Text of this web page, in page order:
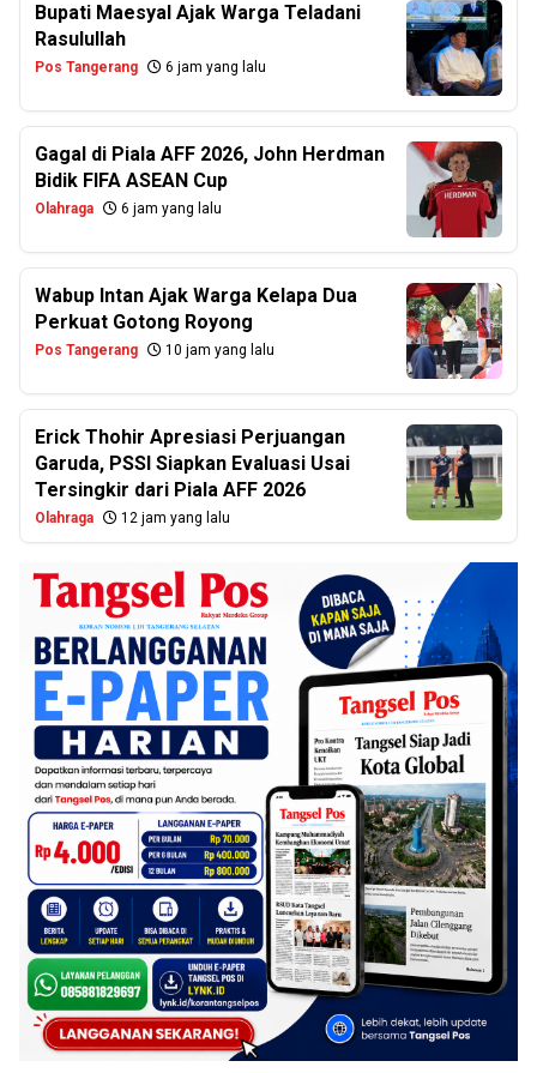
Bupati Maesyal Ajak Warga Teladani
Rasulullah
Pos Tangerang 6 jam yang lalu
Gagal di Piala AFF 2026, John Herdman
Bidik FIFA ASEAN Cup
Olahraga 6 jam yang lalu
Wabup Intan Ajak Warga Kelapa Dua
Perkuat Gotong Royong
Pos Tangerang 10 jam yang lalu
Erick Thohir Apresiasi Perjuangan
Garuda, PSSI Siapkan Evaluasi Usai
Tersingkir dari Piala AFF 2026
Olahraga 12 jam yang lalu